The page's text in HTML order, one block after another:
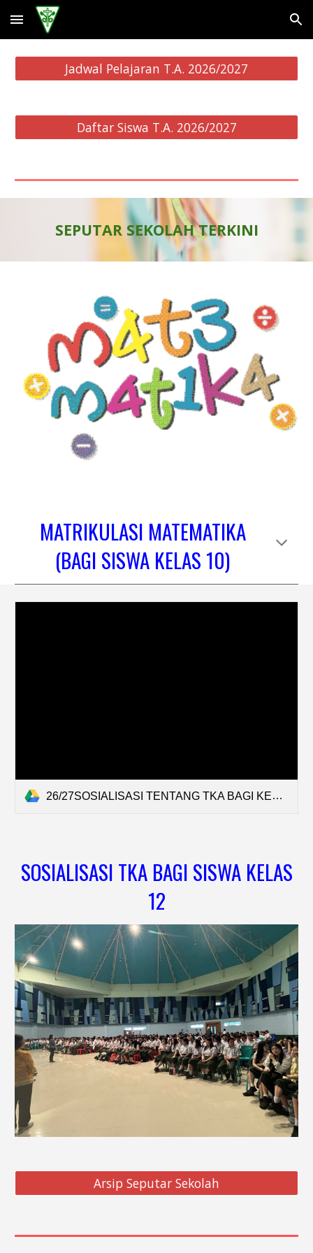
Skip to main content Skip to navigation
Jadwal Pelajaran T.A. 2026/2027
Daftar Siswa T.A. 2026/2027
SEPUTAR SEKOLAH TERKINI
MATRIKULASI MATEMATIKA
(BAGI SISWA KELAS 10)
26/27SOSIALISASI TENTANG TKA BAGI KELAS 12 (1).pptx
SOSIALISASI TKA BAGI SISWA KELAS
12
Arsip Seputar Sekolah